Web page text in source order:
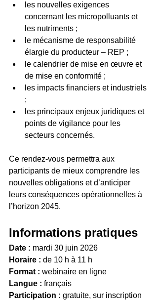
les nouvelles exigences
concernant les micropolluants et
les nutriments ;
le mécanisme de responsabilité
élargie du producteur – REP ;
le calendrier de mise en œuvre et
de mise en conformité ;
les impacts financiers et industriels
;
les principaux enjeux juridiques et
points de vigilance pour les
secteurs concernés.
Ce rendez-vous permettra aux
participants de mieux comprendre les
nouvelles obligations et d’anticiper
leurs conséquences opérationnelles à
l’horizon 2045.
Informations pratiques
Date : mardi 30 juin 2026
Horaire : de 10 h à 11 h
Format : webinaire en ligne
Langue : français
Participation : gratuite, sur inscription